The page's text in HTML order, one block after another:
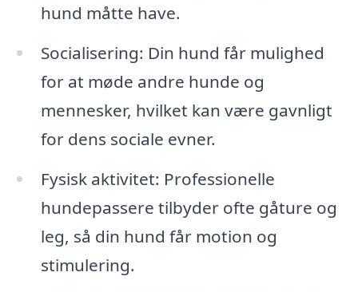
hund måtte have.
Socialisering: Din hund får mulighed
for at møde andre hunde og
mennesker, hvilket kan være gavnligt
for dens sociale evner.
Fysisk aktivitet: Professionelle
hundepassere tilbyder ofte gåture og
leg, så din hund får motion og
stimulering.